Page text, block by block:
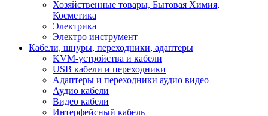
Хозяйственные товары, Бытовая Химия,
Косметика
Электрика
Электро инструмент
Кабели, шнуры, переходники, адаптеры
KVM-устройства и кабели
USB кабели и переходники
Адаптеры и переходники аудио видео
Аудио кабели
Видео кабели
Интерфейсный кабель